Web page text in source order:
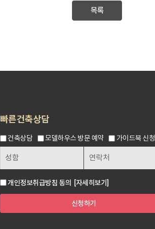
목록
빠른건축상담
건축상담 모델하우스 방문 예약 가이드북 신청
개인정보취급방침 동의 [자세히보기]
신청하기